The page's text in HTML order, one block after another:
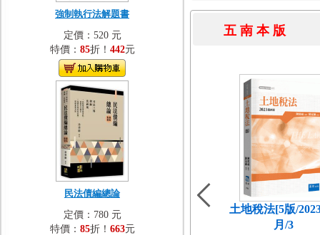
強制執行法解題書
定價：520 元
特價： 85折！ 442元
民法債編總論
定價：780 元
特價： 85折！ 663元
五 南 本
土地稅法[5版/
月/3